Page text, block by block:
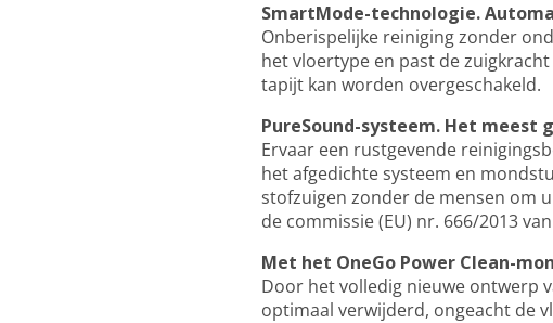
SmartMode-technologie.
Onberispelijke reiniging zonder
het vloertype en past de
tapijt kan worden overgeschakeld.
PureSound-systeem. Het meest
Ervaar een rustgevende
het afgedichte systeem en
stofzuigen zonder de mensen om
de commissie (EU) nr. 666/2013
Met het OneGo Power Clean-
Door het volledig nieuwe ontwerp
optimaal verwijderd, ongeacht de